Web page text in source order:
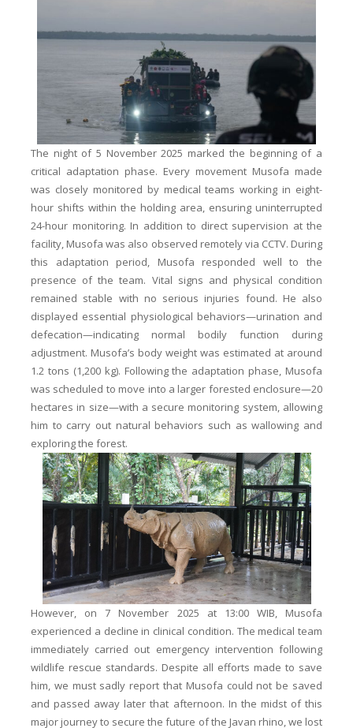
The night of 5 November 2025 marked the beginning of a
critical adaptation phase. Every movement Musofa made
was closely monitored by medical teams working in eight-
hour shifts within the holding area, ensuring uninterrupted
24-hour monitoring. In addition to direct supervision at the
facility, Musofa was also observed remotely via CCTV. During
this adaptation period, Musofa responded well to the
presence of the team. Vital signs and physical condition
remained stable with no serious injuries found. He also
displayed essential physiological behaviors—urination and
defecation—indicating normal bodily function during
adjustment. Musofa’s body weight was estimated at around
1.2 tons (1,200 kg). Following the adaptation phase, Musofa
was scheduled to move into a larger forested enclosure—20
hectares in size—with a secure monitoring system, allowing
him to carry out natural behaviors such as wallowing and
exploring the forest.
However, on 7 November 2025 at 13:00 WIB, Musofa
experienced a decline in clinical condition. The medical team
immediately carried out emergency intervention following
wildlife rescue standards. Despite all efforts made to save
him, we must sadly report that Musofa could not be saved
and passed away later that afternoon. In the midst of this
major journey to secure the future of the Javan rhino, we lost